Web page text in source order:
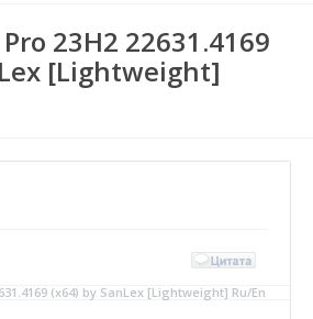
23H2 22631.4169
[Lightweight]
(x64) by SanLex [Lightweight] Ru/En